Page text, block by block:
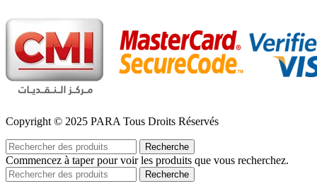
Copyright © 2025 PARA Tous Droits Réservés
Recherche
Commencez à taper pour voir les produits que vous recherchez.
Recherche